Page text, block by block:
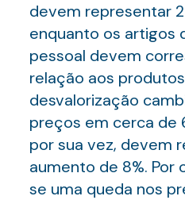
devem representar
enquanto os artigos
pessoal devem
relação aos
desvalorização
preços em cerca de
por sua vez, devem
aumento de 8%. Por
se uma queda nos